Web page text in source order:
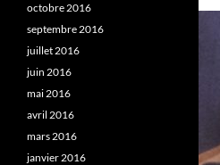
octobre 2016
septembre 2016
juillet 2016
juin 2016
mai 2016
avril 2016
mars 2016
janvier 2016